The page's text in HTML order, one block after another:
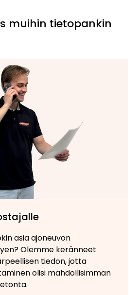
muihin tietopankin
asia ajoneuvon
Olemme keränneet
tiedon, jotta
olisi mahdollisimman